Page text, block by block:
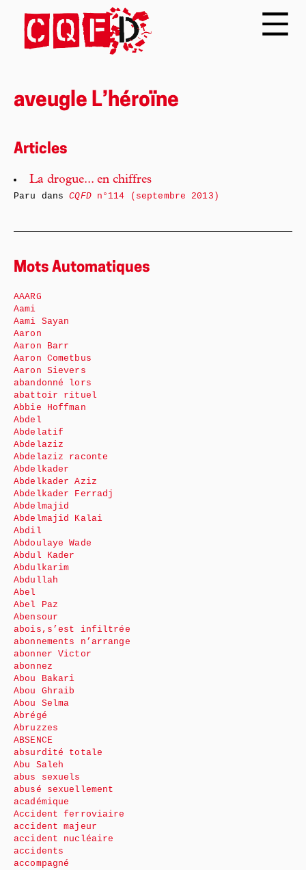
aveugle L’héroïne
Articles
La drogue... en chiffres
Paru dansCQFDn°114 (septembre 2013)
Mots Automatiques
AAARG
Aami
Aami Sayan
Aaron
Aaron Barr
Aaron Cometbus
Aaron Sievers
abandonné lors
abattoir rituel
Abbie Hoffman
Abdel
Abdelatif
Abdelaziz
Abdelaziz raconte
Abdelkader
Abdelkader Aziz
Abdelkader Ferradj
Abdelmajid
Abdelmajid Kalai
Abdil
Abdoulaye Wade
Abdul Kader
Abdulkarim
Abdullah
Abel
Abel Paz
Abensour
abois,s’est infiltrée
abonnements n’arrange
abonner Victor
abonnez
Abou Bakari
Abou Ghraib
Abou Selma
Abrégé
Abruzzes
ABSENCE
absurdité totale
Abu Saleh
abus sexuels
abusé sexuellement
académique
Accident ferroviaire
accident majeur
accident nucléaire
accidents
accompagné